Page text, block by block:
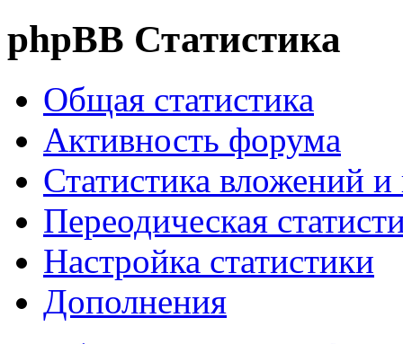
phpBB Статистика
Общая статистика
Активность форума
Статистика вложений и
Переодическая
Настройка статистики
Дополнения